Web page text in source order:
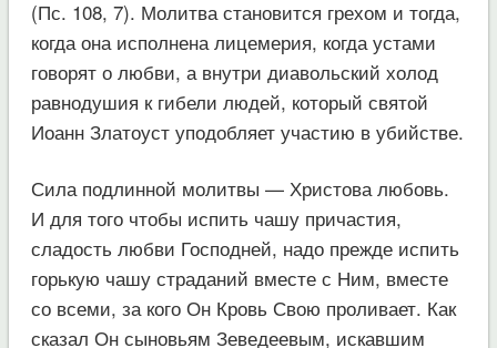
(Пс. 108, 7). Молитва становится грехом и тогда,
когда она исполнена лицемерия, когда устами
говорят о любви, а внутри диавольский холод
равнодушия к гибели людей, который святой
Иоанн Златоуст уподобляет участию в убийстве.
Сила подлинной молитвы — Христова любовь.
И для того чтобы испить чашу причастия,
сладость любви Господней, надо прежде испить
горькую чашу страданий вместе с Ним, вместе
со всеми, за кого Он Кровь Свою проливает. Как
сказал Он сыновьям Зеведеевым, искавшим